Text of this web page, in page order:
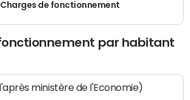
Charges de fonctionnement
par habitant
ministère de l'Economie)